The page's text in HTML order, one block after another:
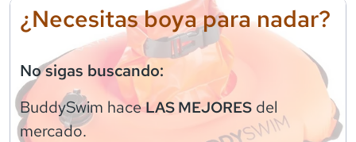
¿Necesitas boya para nadar?
No sigas buscando:
BuddySwim haceLAS MEJORES del
mercado.